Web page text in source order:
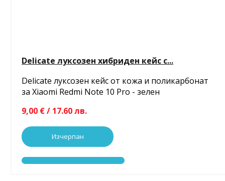
Delicate луксозен хибриден кейс с...
Delicate луксозен кейс от кожа и поликарбонат
за Xiaomi Redmi Note 10 Pro - зелен
9,00 € / 17.60 лв.
Изчерпан